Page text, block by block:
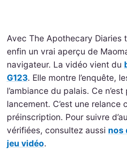
Avec The Apothecary Diaries
enfin un vrai aperçu de
navigateur. La vidéo vient du
G123. Elle montre l’enquête,
l’ambiance du palais. Ce
lancement. C’est une relance
préinscription. Pour suivre
vérifiées, consultez aussi nos
jeu vidéo.